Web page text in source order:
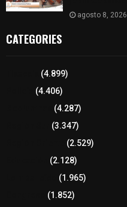
agosto 8, 2026
CATEGORIES
(4.899)
(4.406)
(4.287)
(3.347)
(2.529)
(2.128)
(1.965)
(1.852)